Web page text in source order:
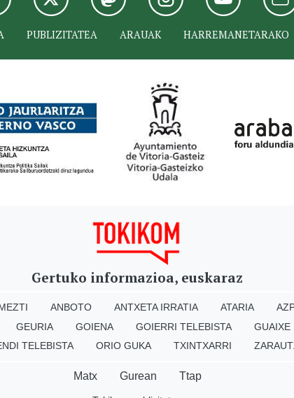
PUBLIZITATEA ARAUAK HARREMANETARAKO
Gertuko informazioa, euskaraz
ANBOTO ANTXETA IRRATIA ATARIA
GEURIA GOIENA GOIERRI TELEBISTA GUAIXE
TELEBISTA ORIO GUKA TXINTXARRI
Matx Gurean Ttap